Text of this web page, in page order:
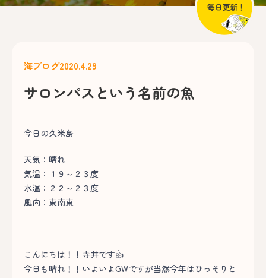
海ブログ2020.4.29
サロンパスという名前の魚
今日の久米島
天気：晴れ
気温：１９～２３度
水温：２２～２３度
風向：東南東
こんにちは！！寺井です👍
今日も晴れ！！いよいよGWですが当然今年はひっそりと